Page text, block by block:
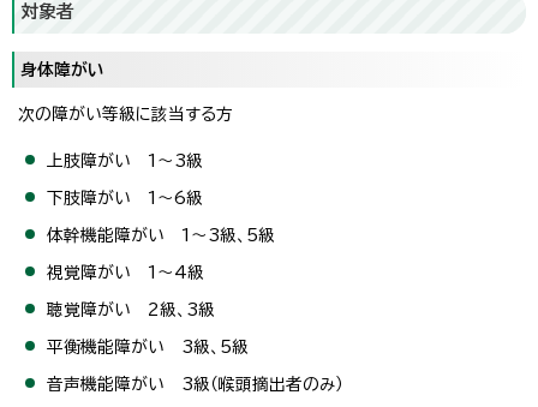
対象者
身体障がい
次の障がい等級に該当する方
上肢障がい 1～3級
下肢障がい 1～6級
体幹機能障がい 1～3級、5級
視覚障がい 1～4級
聴覚障がい 2級、3級
平衡機能障がい 3級、5級
音声機能障がい 3級（喉頭摘出者のみ）